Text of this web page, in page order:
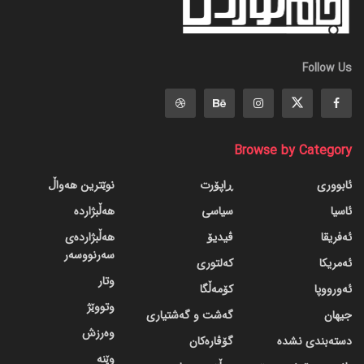
Follow Us
Browse by Category
ئابووری
ئاسیا
ئەفریقا
ئەمریکا
ئەورووپا
جیهان
دسته‌بندی نشده
ڕاپۆرت
سیاسی
ڤیدیۆ
کەلتوری
کۆمەڵگا
گه‌شت و گه‌شتیاری
گۆڤاره‌کان
نوێترین هەواڵ
هەڵبژاردە
هەڵبژاردەی
سەرنووسەر
وتار
وتووێژ
وەرزش
وێنە